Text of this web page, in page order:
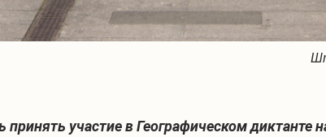
участие в Географическом